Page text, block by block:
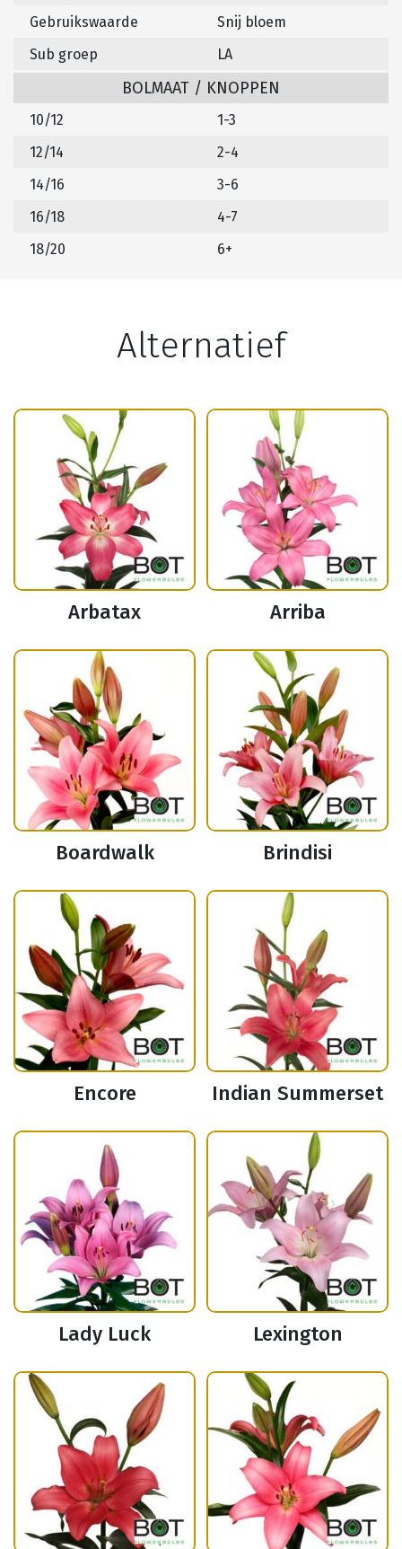
Gebruikswaarde
Snij bloem
Sub groep
LA
BOLMAAT / KNOPPEN
10/12
1-3
12/14
2-4
14/16
3-6
16/18
4-7
18/20
6+
Alternatief
Arbatax Arriba
Boardwalk Brindisi
Encore Indian Summerset
Lady Luck Lexington